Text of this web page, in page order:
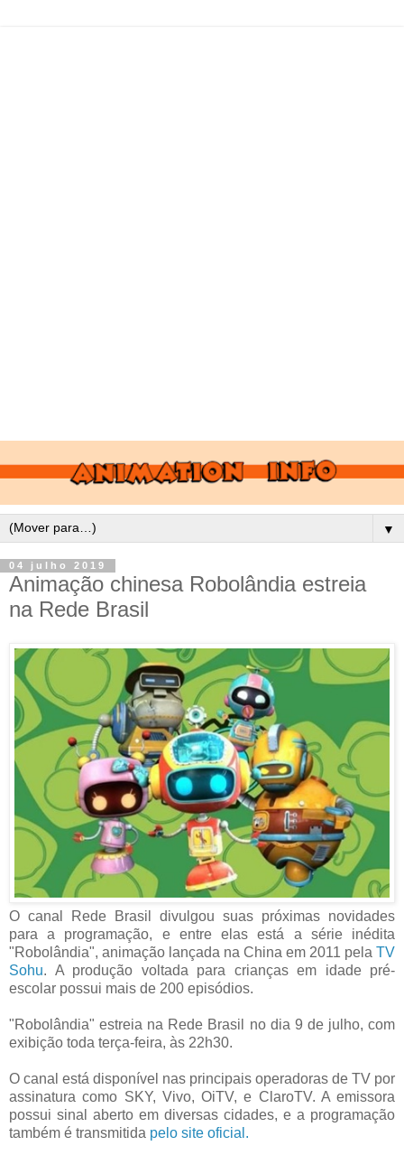
▼
04 julho 2019
Animação chinesa Robolândia estreia
na Rede Brasil
O canal Rede Brasil divulgou suas próximas novidades
para a programação, e entre elas está a série inédita
"Robolândia", animação lançada na China em 2011 pela TV
Sohu. A produção voltada para crianças em idade pré-
escolar possui mais de 200 episódios.
"Robolândia" estreia na Rede Brasil no dia 9 de julho, com
exibição toda terça-feira, às 22h30.
O canal está disponível nas principais operadoras de TV por
assinatura como SKY, Vivo, OiTV, e ClaroTV. A emissora
possui sinal aberto em diversas cidades, e a programação
também é transmitida pelo site oficial.